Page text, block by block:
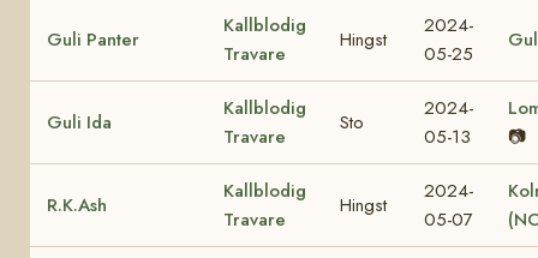
Guli Panter
Kallblodig
Travare
Hingst
2024-
05-25
Guli Ida
Kallblodig
Travare
Sto
2024-
05-13
📷
R.K.Ash
Kallblodig
Travare
Hingst
2024-
05-07